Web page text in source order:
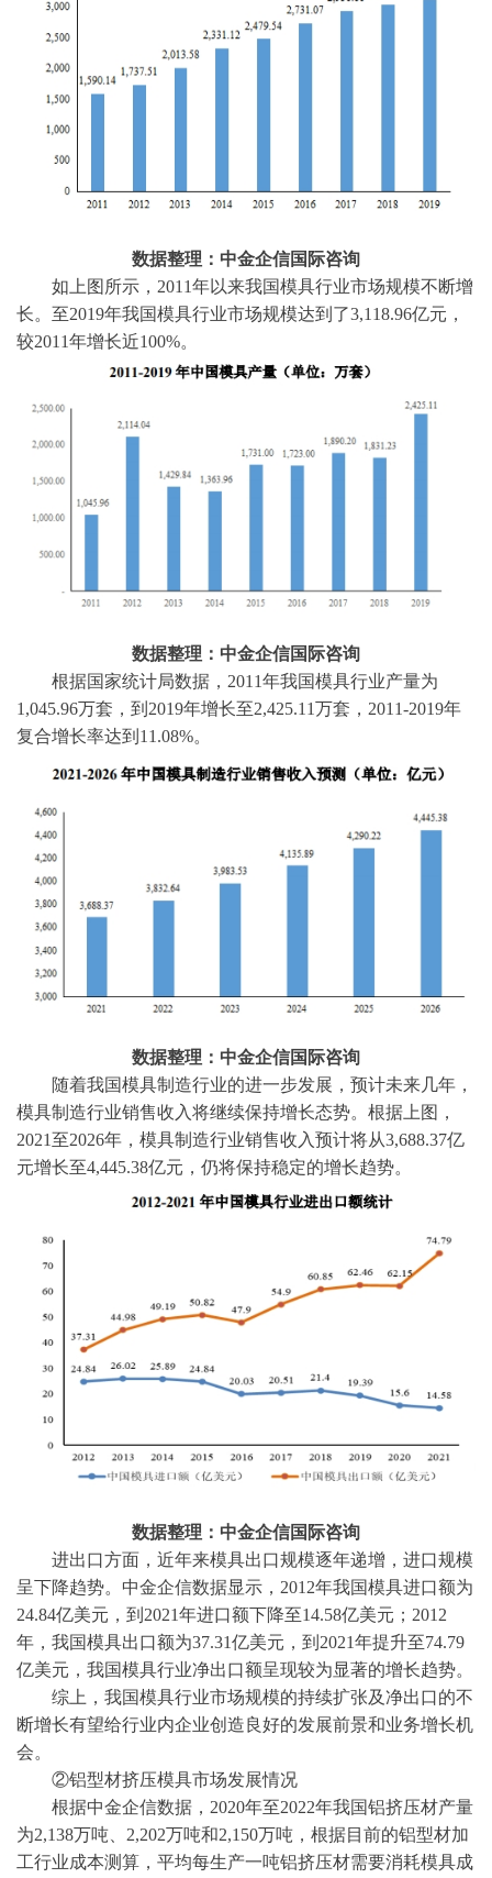
数据整理：中金企信国际咨询
如上图所示， 2011年以来我国模具行业市场规模不断增
长。至2019年我国模具行业市场规模达到了3,118.96亿元，
较2011年增长近100%。
数据整理：中金企信国际咨询
根据国家统计局数据， 2011年我国模具行业产量为
1,045.96万套，到2019年增长至2,425.11万套，2011-2019年
复合增长率达到11.08%。
数据整理：中金企信国际咨询
随着我国模具制造行业的进一步发展，预计未来几年，
模具制造行业销售收入将继续保持增长态势。根据上图，
2021至2026年，模具制造行业销售收入预计将从3,688.37亿
元增长至4,445.38亿元，仍将保持稳定的增长趋势。
数据整理：中金企信国际咨询
进出口方面，近年来模具出口规模逐年递增，进口规模
呈下降趋势。 中金企信数据显示， 2012年我国模具进口额为
24.84亿美元，到2021年进口额下降至14.58亿美元；2012
年，我国模具出口额为37.31亿美元，到2021年提升至74.79
亿美元，我国模具行业净出口额呈现较为显著的增长趋势。
综上，我国模具行业市场规模的持续扩张及净出口的不
断增长有望给行业内企业创造良好的发展前景和业务增长机
会。
②铝型材挤压模具市场发展情况
根据中金企信数据， 2020年至2022年我国铝挤压材产量
为2,138万吨、2,202万吨和2,150万吨，根据目前的铝型材加
工行业成本测算，平均每生产一吨铝挤压材需要消耗模具成